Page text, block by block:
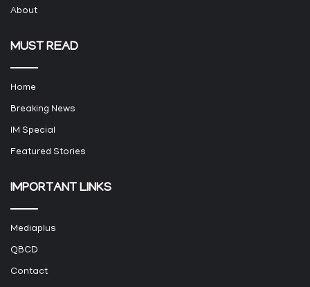
About
MUST READ
Home
Breaking News
IM Special
Featured Stories
IMPORTANT LINKS
Mediaplus
QBCD
Contact